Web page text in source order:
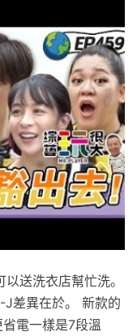
送洗衣店幫忙洗。
差異在於。 新款的
電一樣是7段溫